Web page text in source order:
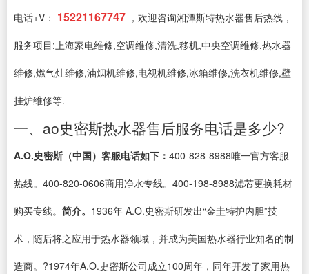
电话+V： 15221167747 ，欢迎咨询湘潭斯特热水器售后热线，
服务项目:上海家电维修,空调维修,清洗,移机,中央空调维修,热水器
维修,燃气灶维修,油烟机维修,电视机维修,冰箱维修,洗衣机维修,壁
挂炉维修等.
一、ao史密斯热水器售后服务电话是多少?
A.O.史密斯（中国）客服电话如下： 400-828-8988唯一官方客服
热线。400-820-0606商用净水专线。400-198-8988滤芯更换耗材
购买专线。 简介。 1936年 A.O.史密斯研发出“金圭特护内胆”技
术，随后将之应用于热水器领域，并成为美国热水器行业知名的制
造商。?1974年A.O.史密斯公司成立100周年，同年开发了家用热